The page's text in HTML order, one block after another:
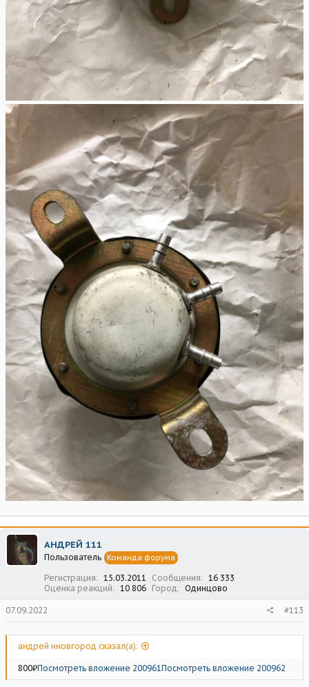
АНДРЕЙ 111
Пользователь Команда форума
Регистрация 15.03.2011 Сообщения
16 333
Оценка реакций
10 806 Город Одинцово
07.09.2022 #113
андрей нновгород сказал(а):
800₽Посмотреть вложение 200961 Посмотреть вложение 200962